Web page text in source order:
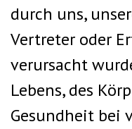
durch uns,
Vertreter oder
verursacht
Lebens, des
Gesundheit bei